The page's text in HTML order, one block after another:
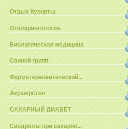
Отдых Курорты.
Отоларингология.
Биологическая медицина
Свиной грипп.
Фарматерапевтический...
Акушерство
САХАРНЫЙ ДИАБЕТ
Синдромы при сахарно...